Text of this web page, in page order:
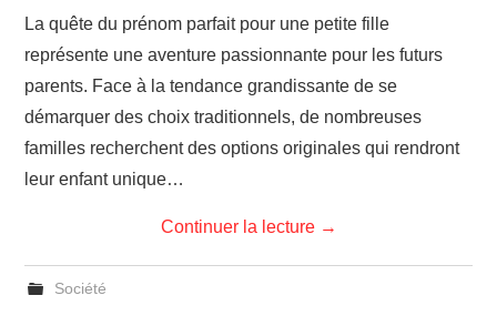
La quête du prénom parfait pour une petite fille
représente une aventure passionnante pour les futurs
parents. Face à la tendance grandissante de se
démarquer des choix traditionnels, de nombreuses
familles recherchent des options originales qui rendront
leur enfant unique…
Continuer la lecture →
Société